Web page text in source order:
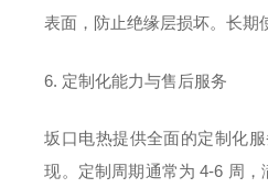
表面，防止绝缘层损坏。长期
6. 定制化能力与售后服务
坂口电热提供全面的定制化
现。定制周期通常为 4-6 周